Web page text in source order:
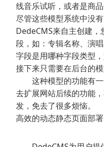
线音乐试听，或者是商
尽管这些模型系统中没
DedeCMS来自主创建
段，如：专辑名称、演
字段是用哪种字段类型
接下来只需要在后台的
这种模型的功能有一
去扩展网站后续的功能
发，免去了很多烦恼。
高效的动态静态页面部署